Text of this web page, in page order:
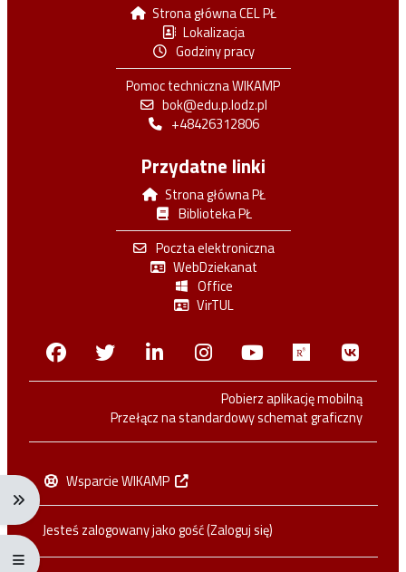
Rozwiń menu nawigacji: Ctrl + Alt + →
Rozwiń menu pełnoekranowe: Ctrl + Alt + f
Strona główna CEL PŁ
Lokalizacja
Godziny pracy
Pomoc techniczna WIKAMP
bok@edu.p.lodz.pl
+48426312806
Przydatne linki
Strona główna PŁ
Biblioteka PŁ
Poczta elektroniczna
WebDziekanat
Office
VirTUL
FacebookTwitterLinkedinInstagram
Youtube
Pobierz aplikację mobilną
Przełącz na standardowy schemat graficzny
Wsparcie WIKAMP
Jesteś zalogowany jako gość (Zaloguj się)